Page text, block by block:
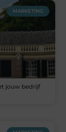
MARKETING
jouw bedrijf